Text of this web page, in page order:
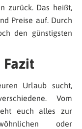
zurück. Das heißt,
Preise auf. Durch
den günstigsten
Fazit
Urlaub sucht,
Vom
euch alles zur
oder